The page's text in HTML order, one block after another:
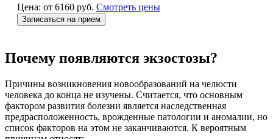
Цена: от 6160 руб. Смотреть цены
Записаться на прием
Почему появляются экзостозы?
Причины возникновения новообразований на челюсти
человека до конца не изучены. Считается, что основным
фактором развития болезни является наследственная
предрасположенность, врожденные патологии и аномалии, но
список факторов на этом не заканчиваются. К вероятным